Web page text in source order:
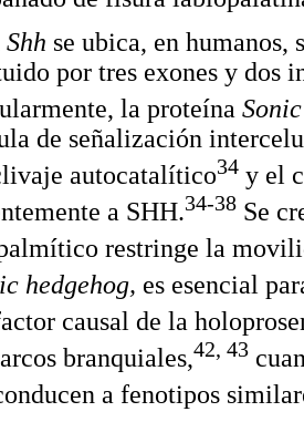
Shh se ubica, en humanos,
por tres exones y dos
la proteína
de señalización
autocatalítico34 y el
a SHH.34-38 Se
restringe la
hedgehog, es esencial
causal de la
branquiales,42, 43
a fenotipos